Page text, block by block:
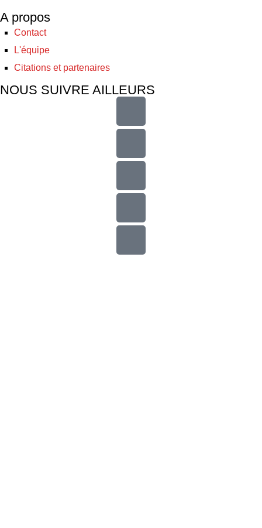
A propos
Contact
L'équipe
Citations et partenaires
NOUS SUIVRE AILLEURS